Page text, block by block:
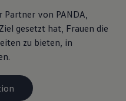
von PANDA,
gesetzt hat, Frauen die
zu bieten, in